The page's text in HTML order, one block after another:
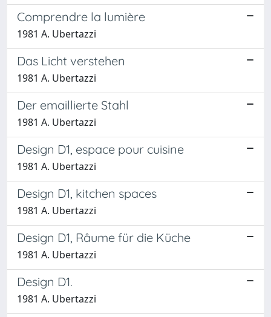
Comprendre la lumière
1981 A. Ubertazzi
Das Licht verstehen
1981 A. Ubertazzi
Der emaillierte Stahl
1981 A. Ubertazzi
Design D1, espace pour cuisine
1981 A. Ubertazzi
Design D1, kitchen spaces
1981 A. Ubertazzi
Design D1, Râume für die Küche
1981 A. Ubertazzi
Design D1.
1981 A. Ubertazzi